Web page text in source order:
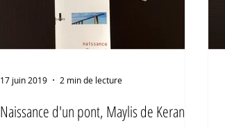
Naissance d'un pont, Maylis de Kerangal
17 juin 2019 2 min de lecture